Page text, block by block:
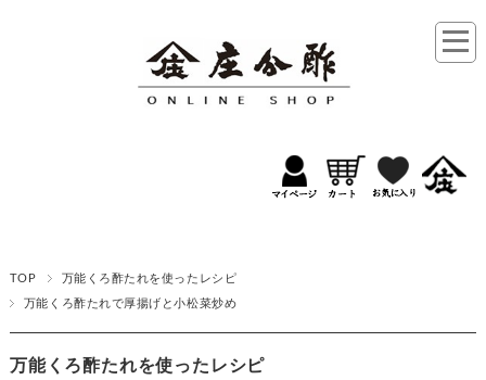
TOP 万能くろ酢たれを使ったレシピ
万能くろ酢たれで厚揚げと小松菜炒め
万能くろ酢たれを使ったレシピ